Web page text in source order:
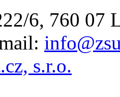
6, 760 07
s.r.o.